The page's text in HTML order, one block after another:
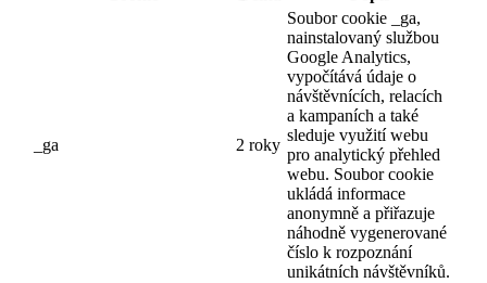
_ga 2 roky
Soubor cookie _ga,
nainstalovaný službou
Google Analytics,
vypočítává údaje o
návštěvnících, relacích
a kampaních a také
sleduje využití webu
pro analytický přehled
webu. Soubor cookie
ukládá informace
anonymně a přiřazuje
náhodně vygenerované
číslo k rozpoznání
unikátních návštěvníků.